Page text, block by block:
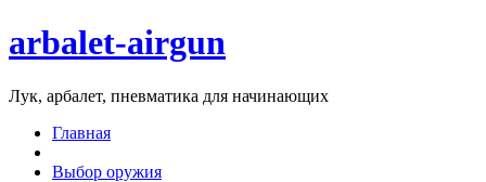
arbalet-airgun
Лук, арбалет, пневматика для начинающих
Главная
Выбор оружия